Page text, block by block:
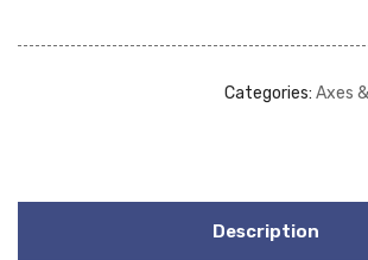
Categories: Axes
Description